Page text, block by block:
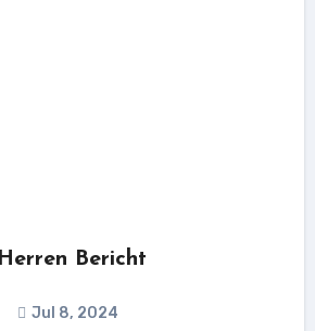
Herren Bericht
Jul 8, 2024